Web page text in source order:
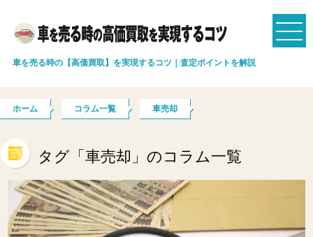
車を売る時の【高価買取】を実現するコツ｜査定ポイントを解説
ホーム コラム一覧 車売却
タグ「車売却」のコラム一覧